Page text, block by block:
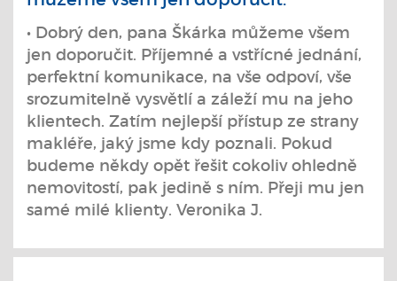
• Dobrý den, pana Škárka můžeme všem
jen doporučit. Příjemné a vstřícné jednání,
perfektní komunikace, na vše odpoví, vše
srozumitelně vysvětlí a záleží mu na jeho
klientech. Zatím nejlepší přístup ze strany
makléře, jaký jsme kdy poznali. Pokud
budeme někdy opět řešit cokoliv ohledně
nemovitostí, pak jedině s ním. Přeji mu jen
samé milé klienty. Veronika J.